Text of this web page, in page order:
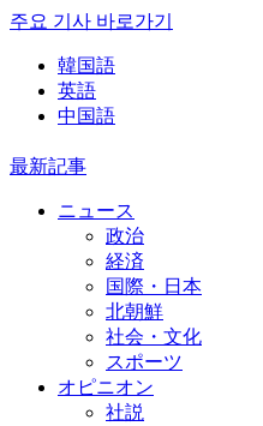
주요 기사 바로가기
韓国語
英語
中国語
最新記事
ニュース
政治
経済
国際・日本
北朝鮮
社会・文化
スポーツ
オピニオン
社説